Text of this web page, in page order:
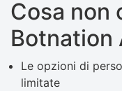
Cosa non
Botnation
Le opzioni di
limitate